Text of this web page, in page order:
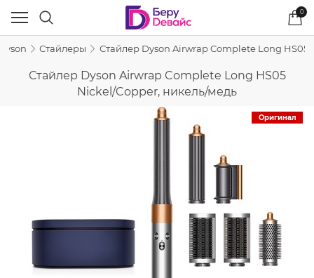
0
Стайлеры Стайлер Dyson Airwrap Complete Long HS05
Стайлер Dyson Airwrap Complete Long HS05
Nickel/Copper, никель/медь
Оригинал